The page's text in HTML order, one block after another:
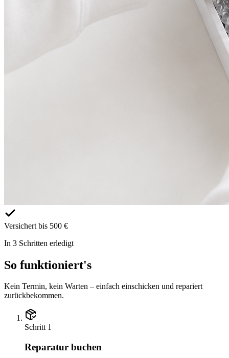
Versichert bis 500 €
In 3 Schritten erledigt
So funktioniert's
Kein Termin, kein Warten – einfach einschicken und repariert
zurückbekommen.
Schritt 1
Reparatur buchen